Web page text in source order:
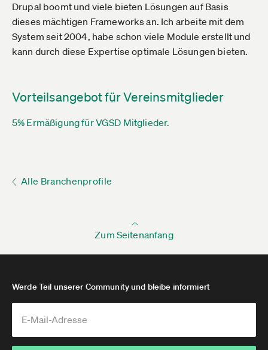
Drupal boomt und viele bieten Lösungen auf Basis
dieses mächtigen Frameworks an. Ich arbeite mit dem
System seit 2004, habe schon viele Module erstellt und
kann durch diese Expertise optimale Lösungen bieten.
Vorteilsangebot für Vereinsmitglieder
5% Ermäßigung für VGSD Mitglieder.
Alle Branchenprofile
Zum Seitenanfang
Werde Teil unserer Community und bleibe informiert